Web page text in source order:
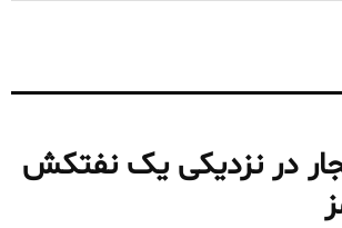
در نزدیکی یک نفتکش